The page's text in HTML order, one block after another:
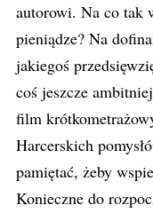
autorowi. Na co tak
pieniądze? Na
jakiegoś
coś jeszcze
film
Harcerskich
pamiętać, żeby
Konieczne do